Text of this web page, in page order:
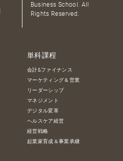
Business School. All
Rights Reserved.
単科課程
会計&ファイナンス
マーケティング＆営業
リーダーシップ
マネジメント
デジタル変革
ヘルスケア経営
経営戦略
起業家育成＆事業承継